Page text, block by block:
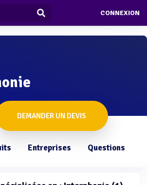
CONNEXION
DEMANDER UN DEVIS
Entreprises Questions